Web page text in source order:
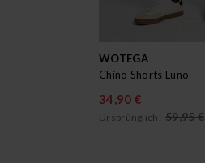
WOTEGA
Chino Shorts Luno
34,90 €
Ursprünglich: 59,95 €